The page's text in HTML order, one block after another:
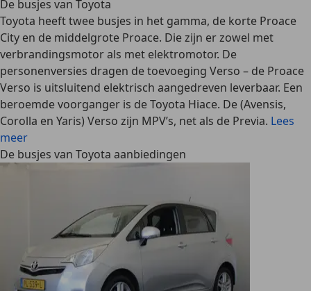
De busjes van Toyota
Toyota heeft twee busjes in het gamma, de korte Proace
City en de middelgrote Proace. Die zijn er zowel met
verbrandingsmotor als met elektromotor. De
personenversies dragen de toevoeging Verso – de Proace
Verso is uitsluitend elektrisch aangedreven leverbaar. Een
beroemde voorganger is de Toyota Hiace. De (Avensis,
Corolla en Yaris) Verso zijn MPV’s, net als de Previa. Lees
meer
De busjes van Toyota aanbiedingen